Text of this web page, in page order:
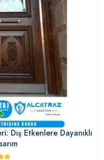
Dış Etkenlere Dayanıklı